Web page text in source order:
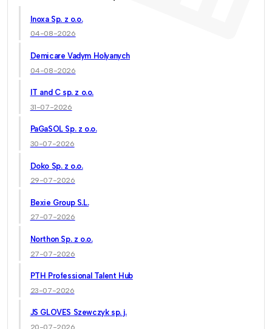
Inoxa Sp. z o.o.
04-08-2026
Demicare Vadym Holyanych
04-08-2026
IT and C sp. z o.o.
31-07-2026
PaGaSOL Sp. z o.o.
30-07-2026
Doko Sp. z o.o.
29-07-2026
Bexie Group S.L.
27-07-2026
Northon Sp. z o.o.
27-07-2026
PTH Professional Talent Hub
23-07-2026
JS GLOVES Szewczyk sp. j.
20-07-2026